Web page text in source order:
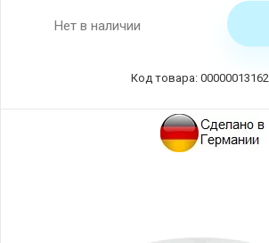
Нет в наличии
Код товара: 00000013162